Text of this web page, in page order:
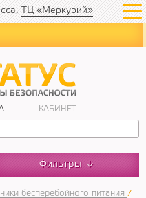
КАБИНЕТ
ТЦ «Меркурий»
Фильтры ↓
бесперебойного питания /